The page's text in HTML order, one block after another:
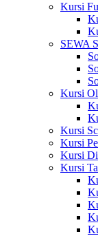
Kursi
SEWA
Kursi
Kursi
Kursi
Kursi
Kursi